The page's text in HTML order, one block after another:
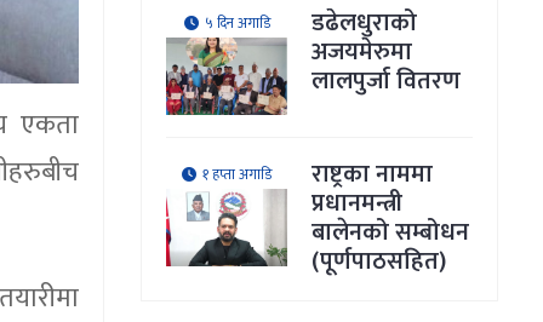
एकता
५ दिन अगाडि डढेलधुराको
अजयमेरुमा
लालपुर्जा वितरण
१ हप्ता अगाडि राष्ट्रका नाममा
प्रधानमन्त्री
बालेनको सम्बोधन
(पूर्णपाठसहित)